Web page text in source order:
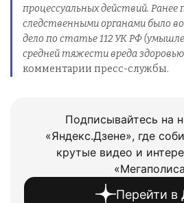
процессуальных действий.
следственными органами было
дело по статье 112 УК РФ
средней тяжести вреда
комментарии пресс-службы.
Подписывайтесь на
«Яндекс.Дзене», где
крутые видео и
Перейти в